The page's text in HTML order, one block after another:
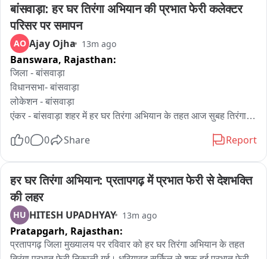
बांसवाड़ा: हर घर तिरंगा अभियान की प्रभात फेरी कलेक्टर
परिसर पर समापन
AO Ajay Ojha 13m ago
Banswara, Rajasthan:
जिला - बांसवाड़ा
विधानसभा- बांसवाड़ा
लोकेशन - बांसवाड़ा
एंकर - बांसवाड़ा शहर में हर घर तिरंगा अभियान के तहत आज सुबह तिरंगा
जिसमें SDM सोनू कुमारी, अतिरिक्त पुलिस अधीक्षक नरपत सिंह, डीएसपी
सभी अधिकारी और स्कूली बच्चे शामिल हुए। तिरंगा यात्रा में देशभक्ति गीतों
के साथ भारत माता जय के नारों से पुरा शहर गूंज उठा। यह रैली कलेक्ट्री
से होते हुए गांधी मूर्ति और भीतर शहर होते हुए पुनः कलेक्ट्री पहुंची जहाँ
इसका समापन हुआ।
0 0 Share Report
हर घर तिरंगा अभियान: प्रतापगढ़ में प्रभात फेरी से देशभक्ति
की लहर
HU HITESH UPADHYAY 13m ago
Pratapgarh, Rajasthan:
प्रतापगढ़ जिला मुख्यालय पर रविवार को हर घर तिरंगा अभियान के तहत